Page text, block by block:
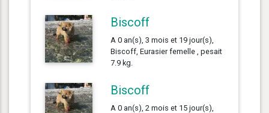
Biscoff
A 0 an(s), 3 mois et 19 jour(s),
Biscoff, Eurasier femelle , pesait
7.9 kg.
Biscoff
A 0 an(s), 2 mois et 15 jour(s),